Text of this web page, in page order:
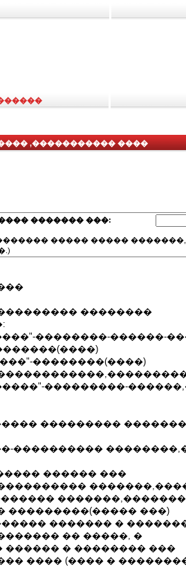
,����������� ����
������� ���:
����� �����
��������
����"-��������-������-
��������(����)
"�����"-���������-
���������
����������
������ ���
���������(����� ���)
������� �
�� �����, �
� �������� ���
���� (���� �